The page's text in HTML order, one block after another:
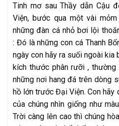
Tinh mơ sau Thầy dẫn Cậu
Viện, bước qua một vài
những đàn cá nhỏ bơi lội
: Đó là những con cá Thanh
ngày con hãy ra suối ngoài
kích thước phân rưỡi ,
những nơi hang đá trên dòng
hồ lớn trước Đại Viện. Con hãy
của chúng nhìn giống như
Trời càng lên cao thì chúng